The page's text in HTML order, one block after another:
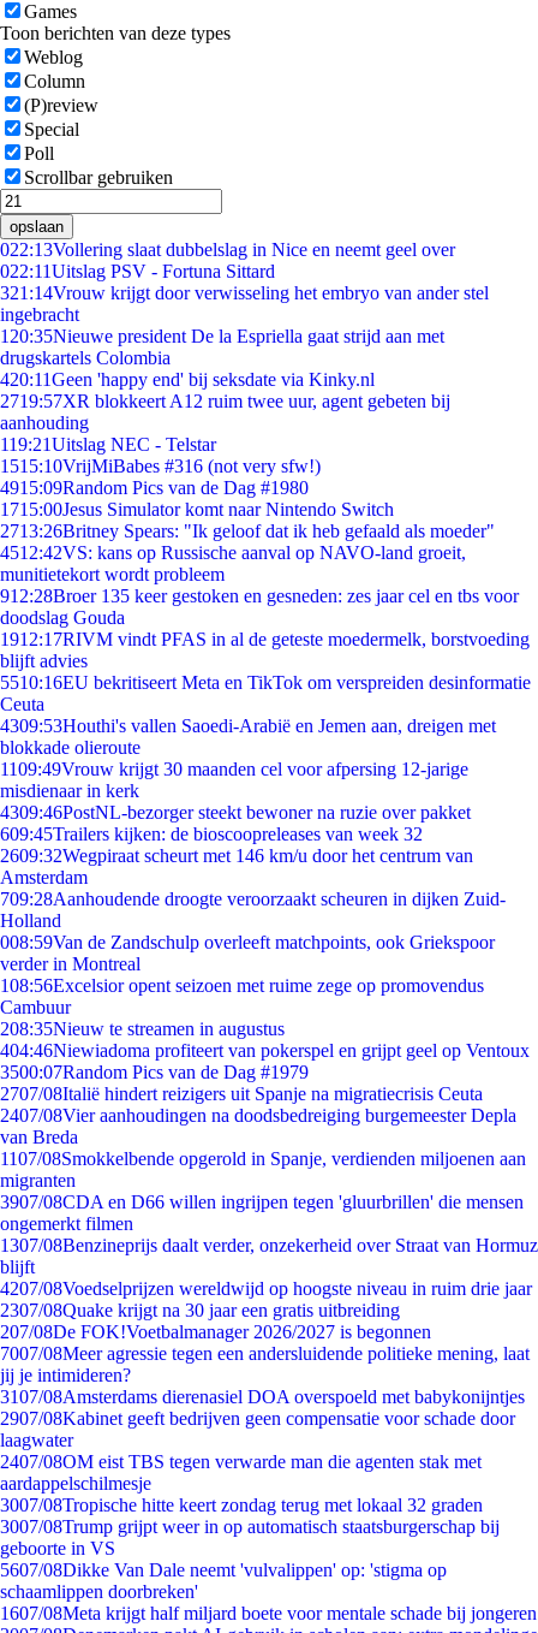
Games
Toon berichten van deze types
Weblog
Column
(P)review
Special
Poll
Scrollbar gebruiken
opslaan
022:13Vollering slaat dubbelslag in Nice en neemt geel over
022:11Uitslag PSV - Fortuna Sittard
321:14Vrouw krijgt door verwisseling het embryo van ander stel
ingebracht
1 20:35Nieuwe president De la Espriella gaat strijd aan met
drugskartels Colombia
420:11Geen 'happy end' bij seksdate via Kinky.nl
2719:57XR blokkeert A12 ruim twee uur, agent gebeten bij
aanhouding
119:21Uitslag NEC - Telstar
1515:10VrijMiBabes #316 (not very sfw!)
4915:09Random Pics van de Dag #1980
1715:00Jesus Simulator komt naar Nintendo Switch
2713:26Britney Spears: "Ik geloof dat ik heb gefaald als moeder"
4512:42VS: kans op Russische aanval op NAVO-land groeit,
munitietekort wordt probleem
912:28Broer 135 keer gestoken en gesneden: zes jaar cel en tbs voor
doodslag Gouda
1912:17RIVM vindt PFAS in al de geteste moedermelk, borstvoeding
blijft advies
5510:16EU bekritiseert Meta en TikTok om verspreiden desinformatie
Ceuta
4309:53Houthi's vallen Saoedi-Arabië en Jemen aan, dreigen met
blokkade olieroute
1109:49Vrouw krijgt 30 maanden cel voor afpersing 12-jarige
misdienaar in kerk
4309:46PostNL-bezorger steekt bewoner na ruzie over pakket
609:45Trailers kijken: de bioscoopreleases van week 32
2609:32Wegpiraat scheurt met 146 km/u door het centrum van
Amsterdam
709:28Aanhoudende droogte veroorzaakt scheuren in dijken Zuid-
Holland
008:59Van de Zandschulp overleeft matchpoints, ook Griekspoor
verder in Montreal
108:56Excelsior opent seizoen met ruime zege op promovendus
Cambuur
208:35Nieuw te streamen in augustus
404:46Niewiadoma profiteert van pokerspel en grijpt geel op Ventoux
3500:07Random Pics van de Dag #1979
2707/08Italië hindert reizigers uit Spanje na migratiecrisis Ceuta
2407/08Vier aanhoudingen na doodsbedreiging burgemeester Depla
van Breda
1107/08Smokkelbende opgerold in Spanje, verdienden miljoenen aan
migranten
3907/08CDA en D66 willen ingrijpen tegen 'gluurbrillen' die mensen
ongemerkt filmen
1307/08Benzineprijs daalt verder, onzekerheid over Straat van Hormuz
blijft
4207/08Voedselprijzen wereldwijd op hoogste niveau in ruim drie jaar
2307/08Quake krijgt na 30 jaar een gratis uitbreiding
207/08De FOK!Voetbalmanager 2026/2027 is begonnen
7007/08Meer agressie tegen een andersluidende politieke mening, laat
jij je intimideren?
3107/08Amsterdams dierenasiel DOA overspoeld met babykonijntjes
2907/08Kabinet geeft bedrijven geen compensatie voor schade door
laagwater
2407/08OM eist TBS tegen verwarde man die agenten stak met
aardappelschilmesje
3007/08Tropische hitte keert zondag terug met lokaal 32 graden
3007/08Trump grijpt weer in op automatisch staatsburgerschap bij
geboorte in VS
5607/08Dikke Van Dale neemt 'vulvalippen' op: 'stigma op
schaamlippen doorbreken'
1607/08Meta krijgt half miljard boete voor mentale schade bij jongeren